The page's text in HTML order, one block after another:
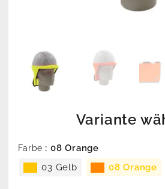
Variante
Farbe : 08 Orange
03 Gelb
08 Orange